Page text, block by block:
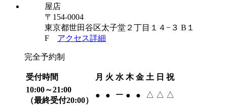
〒154-0004
東京都世田谷区太子堂２丁目１４−３ B１
F アクセス詳細
完全予約制
受付時間 月 火 水 木 金 土 日 祝
10:00～21:00
（最終受付20:00）
● ● ー ● ● △ △ △